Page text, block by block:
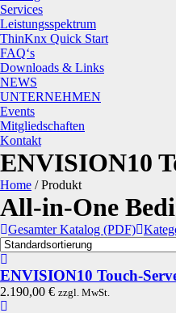
Services
Leistungsspektrum
ThinKnx Quick Start
FAQ‘s
Downloads & Links
NEWS
UNTERNEHMEN
Events
Mitgliedschaften
Kontakt
ENVISION10
Home /Produkt
All-in-One
Gesamter Katalog (PDF)
ENVISION10 Touch-
2.190,00 € zzgl. MwSt.